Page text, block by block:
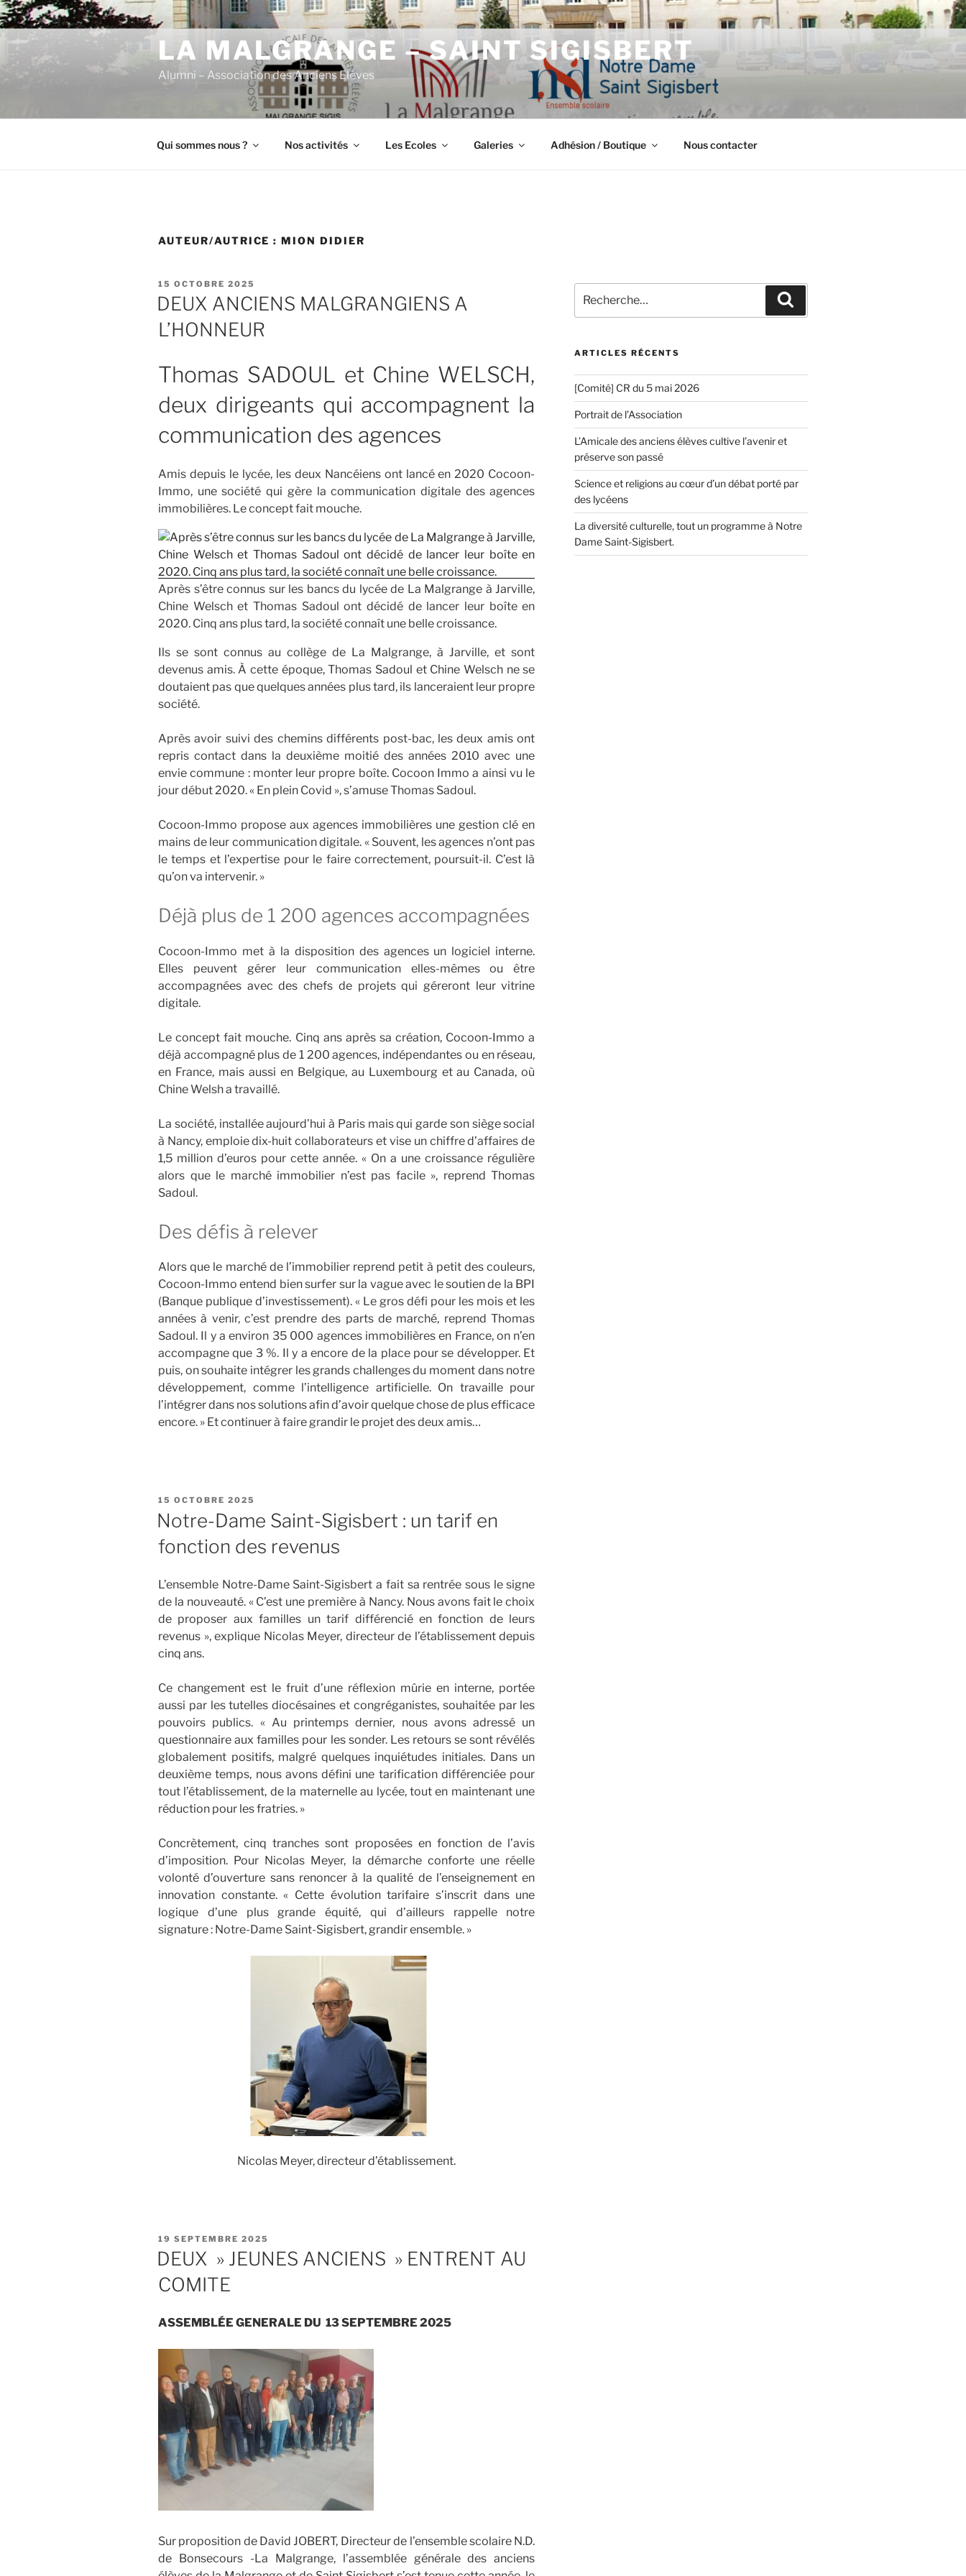
Aller
au
contenu
principal
LA MALGRANGE – SAINT SIGISBERT
Alumni – Association des Anciens Elèves
Qui sommes nous ? Nos activités Les Ecoles Galeries Adhésion / Boutique Nous contacter
AUTEUR/AUTRICE :MION DIDIER
PUBLIÉ
LE
15 OCTOBRE 2025
DEUX ANCIENS MALGRANGIENS A
L’HONNEUR
Thomas SADOUL et Chine WELSCH,
deux dirigeants qui accompagnent la
communication des agences
Amis depuis le lycée, les deux Nancéiens ont lancé en 2020 Cocoon-
Immo, une société qui gère la communication digitale des agences
immobilières. Le concept fait mouche.
Après s’être connus sur les bancs du lycée de La Malgrange à Jarville,
Chine Welsch et Thomas Sadoul ont décidé de lancer leur boîte en
2020. Cinq ans plus tard, la société connaît une belle croissance.
Ils se sont connus au collège de La Malgrange, à Jarville, et sont
devenus amis. À cette époque, Thomas Sadoul et Chine Welsch ne se
doutaient pas que quelques années plus tard, ils lanceraient leur propre
société.
Après avoir suivi des chemins différents post-bac, les deux amis ont
repris contact dans la deuxième moitié des années 2010 avec une
envie commune : monter leur propre boîte. Cocoon Immo a ainsi vu le
jour début 2020. « En plein Covid », s’amuse Thomas Sadoul.
Cocoon-Immo propose aux agences immobilières une gestion clé en
mains de leur communication digitale. « Souvent, les agences n’ont pas
le temps et l’expertise pour le faire correctement, poursuit-il. C’est là
qu’on va intervenir. »
Déjà plus de 1 200 agences accompagnées
Cocoon-Immo met à la disposition des agences un logiciel interne.
Elles peuvent gérer leur communication elles-mêmes ou être
accompagnées avec des chefs de projets qui géreront leur vitrine
digitale.
Le concept fait mouche. Cinq ans après sa création, Cocoon-Immo a
déjà accompagné plus de 1 200 agences, indépendantes ou en réseau,
en France, mais aussi en Belgique, au Luxembourg et au Canada, où
Chine Welsh a travaillé.
La société, installée aujourd’hui à Paris mais qui garde son siège social
à Nancy, emploie dix-huit collaborateurs et vise un chiffre d’affaires de
1,5 million d’euros pour cette année. « On a une croissance régulière
alors que le marché immobilier n’est pas facile », reprend Thomas
Sadoul.
Des défis à relever
Alors que le marché de l’immobilier reprend petit à petit des couleurs,
Cocoon-Immo entend bien surfer sur la vague avec le soutien de la BPI
(Banque publique d’investissement). « Le gros défi pour les mois et les
années à venir, c’est prendre des parts de marché, reprend Thomas
Sadoul. Il y a environ 35 000 agences immobilières en France, on n’en
accompagne que 3 %. Il y a encore de la place pour se développer. Et
puis, on souhaite intégrer les grands challenges du moment dans notre
développement, comme l’intelligence artificielle. On travaille pour
l’intégrer dans nos solutions afin d’avoir quelque chose de plus efficace
encore. » Et continuer à faire grandir le projet des deux amis…
PUBLIÉ
LE
15 OCTOBRE 2025
Notre-Dame Saint-Sigisbert : un tarif en
fonction des revenus
L’ensemble Notre-Dame Saint-Sigisbert a fait sa rentrée sous le signe
de la nouveauté. « C’est une première à Nancy. Nous avons fait le choix
de proposer aux familles un tarif différencié en fonction de leurs
revenus », explique Nicolas Meyer, directeur de l’établissement depuis
cinq ans.
Ce changement est le fruit d’une réflexion mûrie en interne, portée
aussi par les tutelles diocésaines et congréganistes, souhaitée par les
pouvoirs publics. « Au printemps dernier, nous avons adressé un
questionnaire aux familles pour les sonder. Les retours se sont révélés
globalement positifs, malgré quelques inquiétudes initiales. Dans un
deuxième temps, nous avons défini une tarification différenciée pour
tout l’établissement, de la maternelle au lycée, tout en maintenant une
réduction pour les fratries. »
Concrètement, cinq tranches sont proposées en fonction de l’avis
d’imposition. Pour Nicolas Meyer, la démarche conforte une réelle
volonté d’ouverture sans renoncer à la qualité de l’enseignement en
innovation constante. « Cette évolution tarifaire s’inscrit dans une
logique d’une plus grande équité, qui d’ailleurs rappelle notre
signature : Notre-Dame Saint-Sigisbert, grandir ensemble. »
Nicolas Meyer, directeur d’établissement.
PUBLIÉ
LE
19 SEPTEMBRE 2025
DEUX » JEUNES ANCIENS » ENTRENT AU
COMITE
ASSEMBLÉE GENERALE DU 13 SEPTEMBRE 2025
Sur proposition de David JOBERT, Directeur de l’ensemble scolaire N.D.
de Bonsecours -La Malgrange, l’assemblée générale des anciens
pour
:
ARTICLES RÉCENTS
[Comité] CR du 5 mai 2026
Portrait de l’Association
L’Amicale des anciens élèves cultive l’avenir et
préserve son passé
Science et religions au cœur d’un débat porté par
des lycéens
La diversité culturelle, tout un programme à Notre
Dame Saint-Sigisbert.